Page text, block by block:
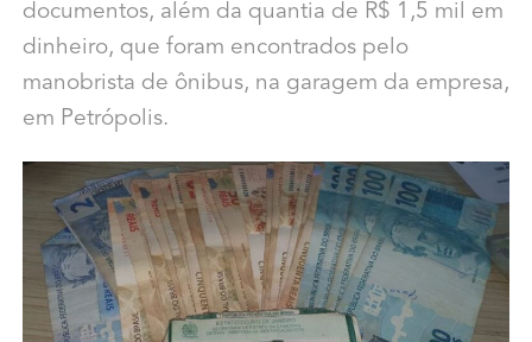
documentos, além da quantia de R$ 1,5 mil em
dinheiro, que foram encontrados pelo
manobrista de ônibus, na garagem da empresa,
em Petrópolis.